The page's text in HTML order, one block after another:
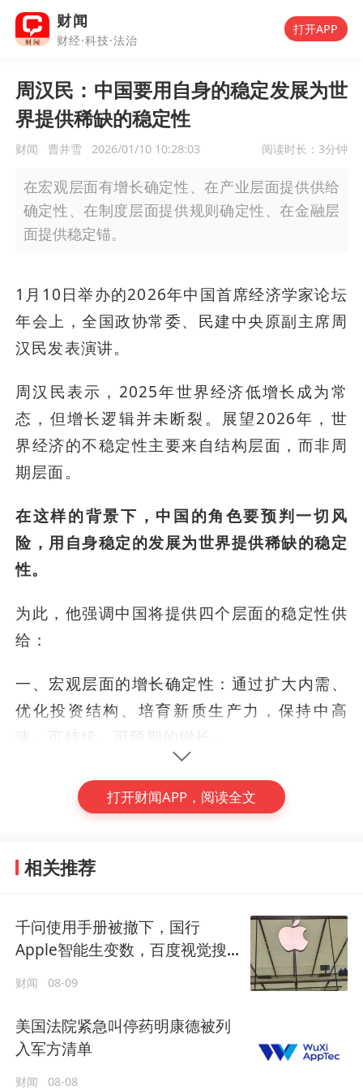
财闻
财经·科技·法治
打开APP
周汉民：中国要用自身的稳定发展为世
界提供稀缺的稳定性
财闻 曹井雪 2026/01/10 10:28:03 阅读时长： 3分钟
在宏观层面有增长确定性、在产业层面提供供给
确定性、在制度层面提供规则确定性、在金融层
面提供稳定锚。
1月10日举办的2026年中国首席经济学家论坛
年会上，全国政协常委、民建中央原副主席周
汉民发表演讲。
周汉民表示，2025年世界经济低增长成为常
态，但增长逻辑并未断裂。展望2026年，世
界经济的不稳定性主要来自结构层面，而非周
期层面。
在这样的背景下，中国的角色要预判一切风
险，用自身稳定的发展为世界提供稀缺的稳定
性。
为此，他强调中国将提供四个层面的稳定性供
给：
一、宏观层面的增长确定性：通过扩大内需、
优化投资结构、培育新质生产力，保持中高
速、可持续、可预期的增长。
二、在产业层面提供供给确定性：中国未来的
核心优势不再只是成本，重点不再是坚持物美
能力以及规模化的应用场景，这是中国能够在
供稳定供给的基础。
三、在制度层面提供规则确定性：通过持续高
水平制度性开放，推动区域和多边合作，降低
保护主义之实的言行。
四、在金融层面提供稳定锚：通过加速人民币
(编辑：卢谦)
#世界经济
打开财闻APP，阅读全文
相关推荐
千问使用手册被撤下，国行
Apple智能生变数，百度视觉搜
索已写入新系统
财闻 08-09
美国法院紧急叫停药明康德被列
入军方清单
财闻 08-08